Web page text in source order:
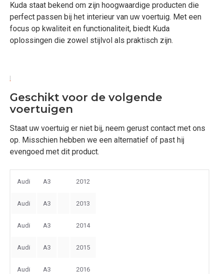
Kuda staat bekend om zijn hoogwaardige producten die
perfect passen bij het interieur van uw voertuig. Met een
focus op kwaliteit en functionaliteit, biedt Kuda
oplossingen die zowel stijlvol als praktisch zijn.
Geschikt voor de volgende
voertuigen
Staat uw voertuig er niet bij, neem gerust contact met ons
op. Misschien hebben we een alternatief of past hij
evengoed met dit product.
Audi A3 2012
Audi A3 2013
Audi A3 2014
Audi A3 2015
Audi A3 2016